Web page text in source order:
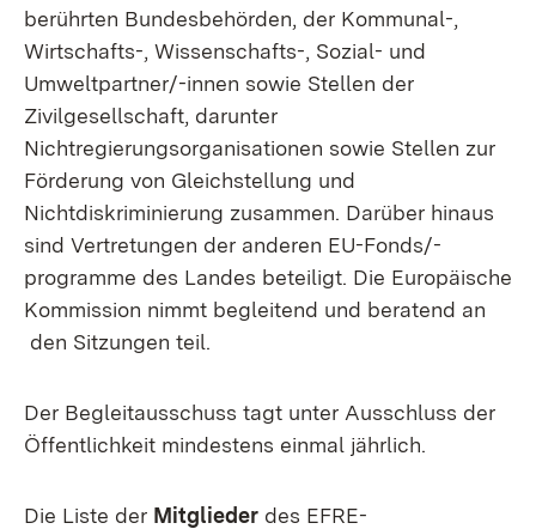
berührten Bundesbehörden, der Kommunal-,
Wirtschafts-, Wissenschafts-, Sozial- und
Umweltpartner/-innen sowie Stellen der
Zivilgesellschaft, darunter
Nichtregierungsorganisationen sowie Stellen zur
Förderung von Gleichstellung und
Nichtdiskriminierung zusammen. Darüber hinaus
sind Vertretungen der anderen EU-Fonds/-
programme des Landes beteiligt. Die Europäische
Kommission nimmt begleitend und beratend an
den Sitzungen teil.
Der Begleitausschuss tagt unter Ausschluss der
Öffentlichkeit mindestens einmal jährlich.
Die Liste der Mitglieder des EFRE-